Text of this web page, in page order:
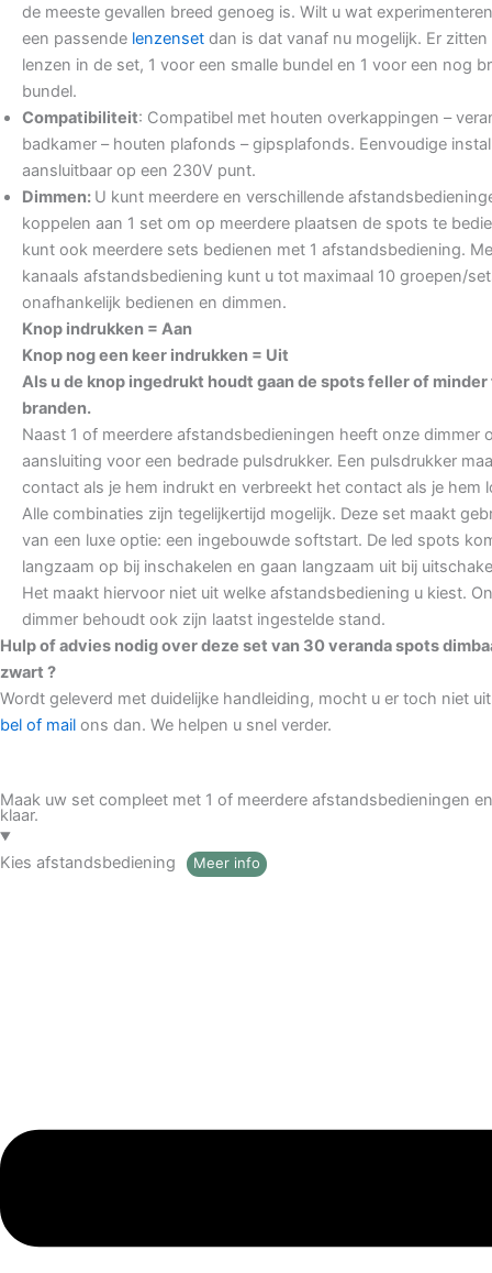
de meeste gevallen breed genoeg is. Wilt u wat
een passende lenzenset dan is dat vanaf nu mogelijk. Er zitten
lenzen in de set, 1 voor een smalle bundel en 1 voor een nog
bundel.
Compatibiliteit: Compatibel met houten overkappingen –
badkamer – houten plafonds – gipsplafonds. Eenvoudige
aansluitbaar op een 230V punt.
Dimmen: U kunt meerdere en verschillende
koppelen aan 1 set om op meerdere plaatsen de spots te
kunt ook meerdere sets bedienen met 1 afstandsbediening.
kanaals afstandsbediening kunt u tot maximaal 10 groepen/
onafhankelijk bedienen en dimmen.
Knop indrukken = Aan
Knop nog een keer indrukken = Uit
Als u de knop ingedrukt houdt gaan de spots feller of minder
branden.
Naast 1 of meerdere afstandsbedieningen heeft onze dimmer
aansluiting voor een bedrade pulsdrukker. Een pulsdrukker
contact als je hem indrukt en verbreekt het contact als je hem
Alle combinaties zijn tegelijkertijd mogelijk. Deze set maakt
van een luxe optie: een ingebouwde softstart. De led spots
langzaam op bij inschakelen en gaan langzaam uit bij
Het maakt hiervoor niet uit welke afstandsbediening u kiest.
dimmer behoudt ook zijn laatst ingestelde stand.
Hulp of advies nodig over deze set van 30 veranda spots
zwart ?
Wordt geleverd met duidelijke handleiding, mocht u er toch niet
bel of mail ons dan. We helpen u snel verder.
Maak uw set compleet met 1 of meerdere afstandsbedieningen
klaar.
Kies afstandsbediening Meer info